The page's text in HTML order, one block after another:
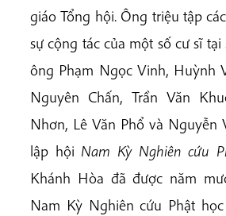
giáo Tổng hội. Ông triệu tập
sự cộng tác của một số cư sĩ
ông Phạm Ngọc Vinh, Huỳnh
Nguyên Chấn, Trần Văn
Nhơn, Lê Văn Phổ và Nguyễn
lập hội Nam Kỳ Nghiên cứu
Khánh Hòa đã được năm
Nam Kỳ Nghiên cứu Phật